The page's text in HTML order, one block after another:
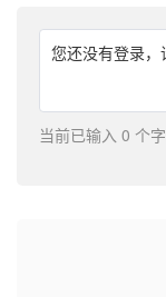
您还没有登录，
当前已输入 0 个